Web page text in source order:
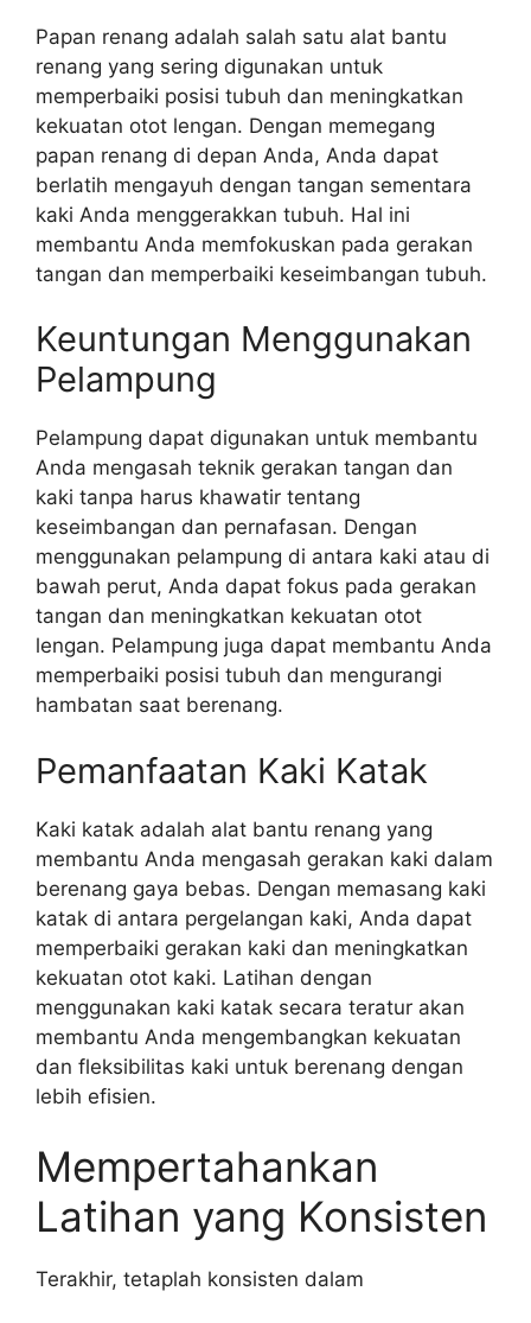
Papan renang adalah salah satu alat bantu
renang yang sering digunakan untuk
memperbaiki posisi tubuh dan meningkatkan
kekuatan otot lengan. Dengan memegang
papan renang di depan Anda, Anda dapat
berlatih mengayuh dengan tangan sementara
kaki Anda menggerakkan tubuh. Hal ini
membantu Anda memfokuskan pada gerakan
tangan dan memperbaiki keseimbangan tubuh.
Keuntungan Menggunakan
Pelampung
Pelampung dapat digunakan untuk membantu
Anda mengasah teknik gerakan tangan dan
kaki tanpa harus khawatir tentang
keseimbangan dan pernafasan. Dengan
menggunakan pelampung di antara kaki atau di
bawah perut, Anda dapat fokus pada gerakan
tangan dan meningkatkan kekuatan otot
lengan. Pelampung juga dapat membantu Anda
memperbaiki posisi tubuh dan mengurangi
hambatan saat berenang.
Pemanfaatan Kaki Katak
Kaki katak adalah alat bantu renang yang
membantu Anda mengasah gerakan kaki dalam
berenang gaya bebas. Dengan memasang kaki
katak di antara pergelangan kaki, Anda dapat
memperbaiki gerakan kaki dan meningkatkan
kekuatan otot kaki. Latihan dengan
menggunakan kaki katak secara teratur akan
membantu Anda mengembangkan kekuatan
dan fleksibilitas kaki untuk berenang dengan
lebih efisien.
Mempertahankan
Latihan yang Konsisten
Terakhir, tetaplah konsisten dalam